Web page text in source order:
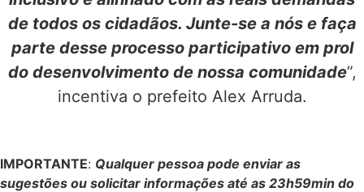
de todos os cidadãos. Junte-se a nós e faça
parte desse processo participativo em prol
do desenvolvimento de nossa comunidade”,
incentiva o prefeito Alex Arruda.
IMPORTANTE: Qualquer pessoa pode enviar as
sugestões ou solicitar informações até as 23h59min do